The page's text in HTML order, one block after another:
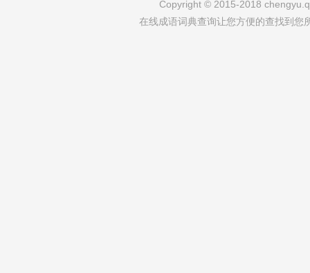
Copyright © 2015-2018
在线成语词典查询让您方便的查找到您